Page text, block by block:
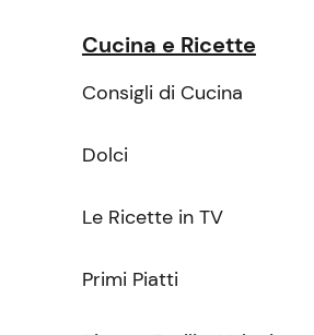
Cucina e Ricette
Consigli di Cucina
Dolci
Le Ricette in TV
Primi Piatti